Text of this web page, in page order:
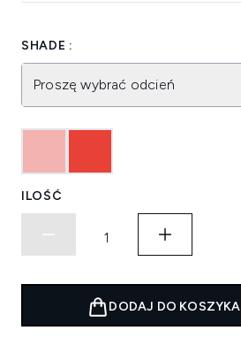
SHADE :
Proszę wybrać odcień
ILOŚĆ
DODAJ DO KOSZYKA